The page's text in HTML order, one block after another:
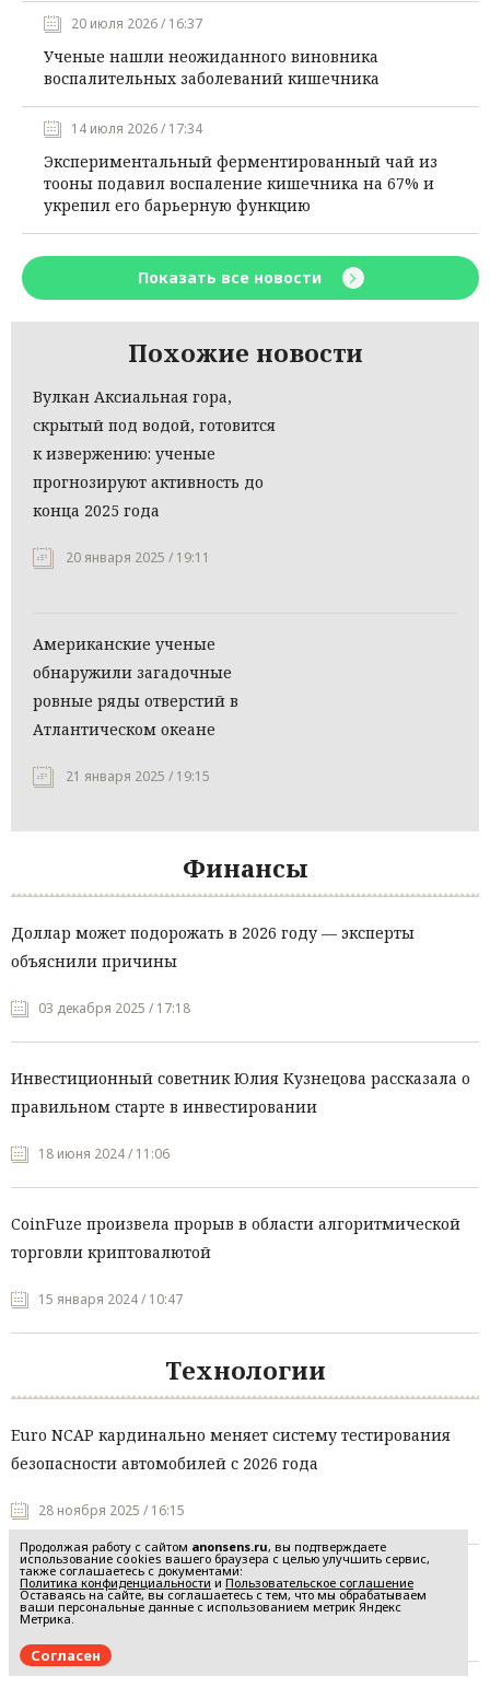
20 июля 2026 / 16:37
Ученые нашли неожиданного виновника
воспалительных заболеваний кишечника
14 июля 2026 / 17:34
Экспериментальный ферментированный чай из
тооны подавил воспаление кишечника на 67% и
укрепил его барьерную функцию
Показать все новости
Похожие новости
Вулкан Аксиальная гора,
скрытый под водой, готовится
к извержению: ученые
прогнозируют активность до
конца 2025 года
20 января 2025 / 19:11
Американские ученые
обнаружили загадочные
ровные ряды отверстий в
Атлантическом океане
21 января 2025 / 19:15
Финансы
Доллар может подорожать в 2026 году — эксперты
объяснили причины
03 декабря 2025 / 17:18
Инвестиционный советник Юлия Кузнецова рассказала о
правильном старте в инвестировании
18 июня 2024 / 11:06
CoinFuze произвела прорыв в области алгоритмической
торговли криптовалютой
15 января 2024 / 10:47
Технологии
Euro NCAP кардинально меняет систему тестирования
безопасности автомобилей с 2026 года
28 ноября 2025 / 16:15
Легендарный хакер EMPRESS завершает свою карьеру
28 ноября 2025 / 15:40
Продолжая работу с сайтом anonsens.ru, вы подтверждаете
использование cookies вашего браузера с целью улучшить сервис,
также соглашаетесь с документами:
Политика конфиденциальности и Пользовательское соглашение
Оставаясь на сайте, вы соглашаетесь с тем, что мы обрабатываем
ваши персональные данные с использованием метрик Яндекс
Метрика.
Согласен